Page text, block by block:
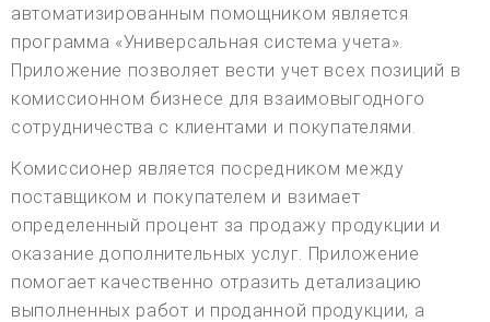
автоматизированным помощником является
программа «Универсальная система учета».
Приложение позволяет вести учет всех позиций в
комиссионном бизнесе для взаимовыгодного
сотрудничества с клиентами и покупателями.
Комиссионер является посредником между
поставщиком и покупателем и взимает
определенный процент за продажу продукции и
оказание дополнительных услуг. Приложение
помогает качественно отразить детализацию
выполненных работ и проданной продукции, а